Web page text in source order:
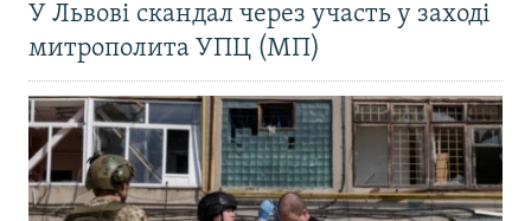
У Львові скандал через участь у заході
митрополита УПЦ (МП)